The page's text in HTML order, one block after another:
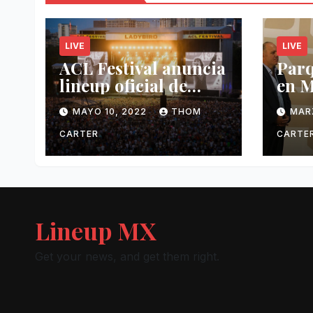
LIVE
ACL Festival anuncia
lineup oficial de
2022.
MAYO 10, 2022 THOM
CARTER
LIVE
en
Lineup MX
Get your news, and get them right.